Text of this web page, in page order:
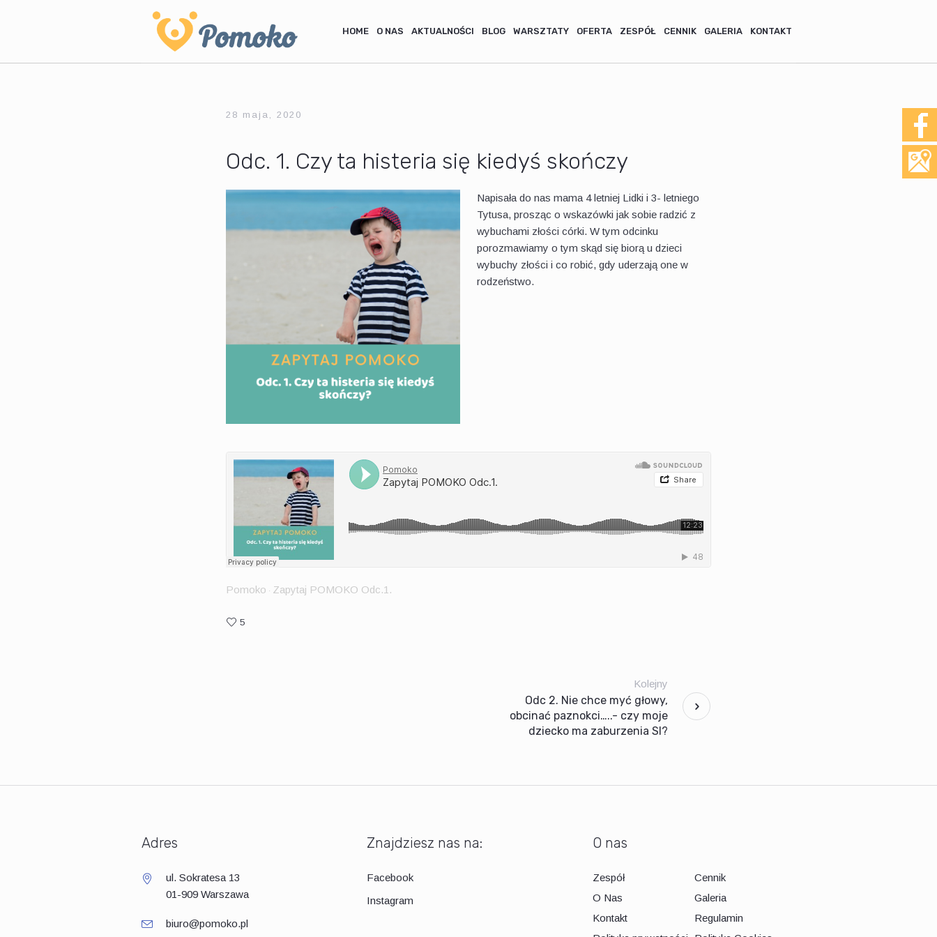
HOME O NAS AKTUALNOŚCI BLOG WARSZTATY OFERTA ZESPÓŁ CENNIK GALERIA KONTAKT
28 maja, 2020
Odc. 1. Czy ta histeria się kiedyś skończy
Napisała do nas mama 4 letniej Lidki i 3- letniego
Tytusa, prosząc o wskazówki jak sobie radzić z
wybuchami złości córki. W tym odcinku
porozmawiamy o tym skąd się biorą u dzieci
wybuchy złości i co robić, gdy uderzają one w
rodzeństwo.
Pomoko · Zapytaj POMOKO Odc.1.
5
Odc 2. Nie chce myć głowy,
obcinać paznokci…..- czy moje
dziecko ma zaburzenia SI?
Kolejny
Adres
ul. Sokratesa 13
01-909 Warszawa
biuro@pomoko.pl
Znajdziesz nas na:
Facebook
Instagram
O nas
Zespół
Cennik
O Nas
Galeria
Kontakt
Regulamin